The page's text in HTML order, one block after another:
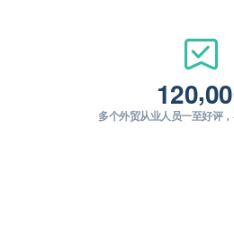
120,00
多个外贸从业人员一至好评